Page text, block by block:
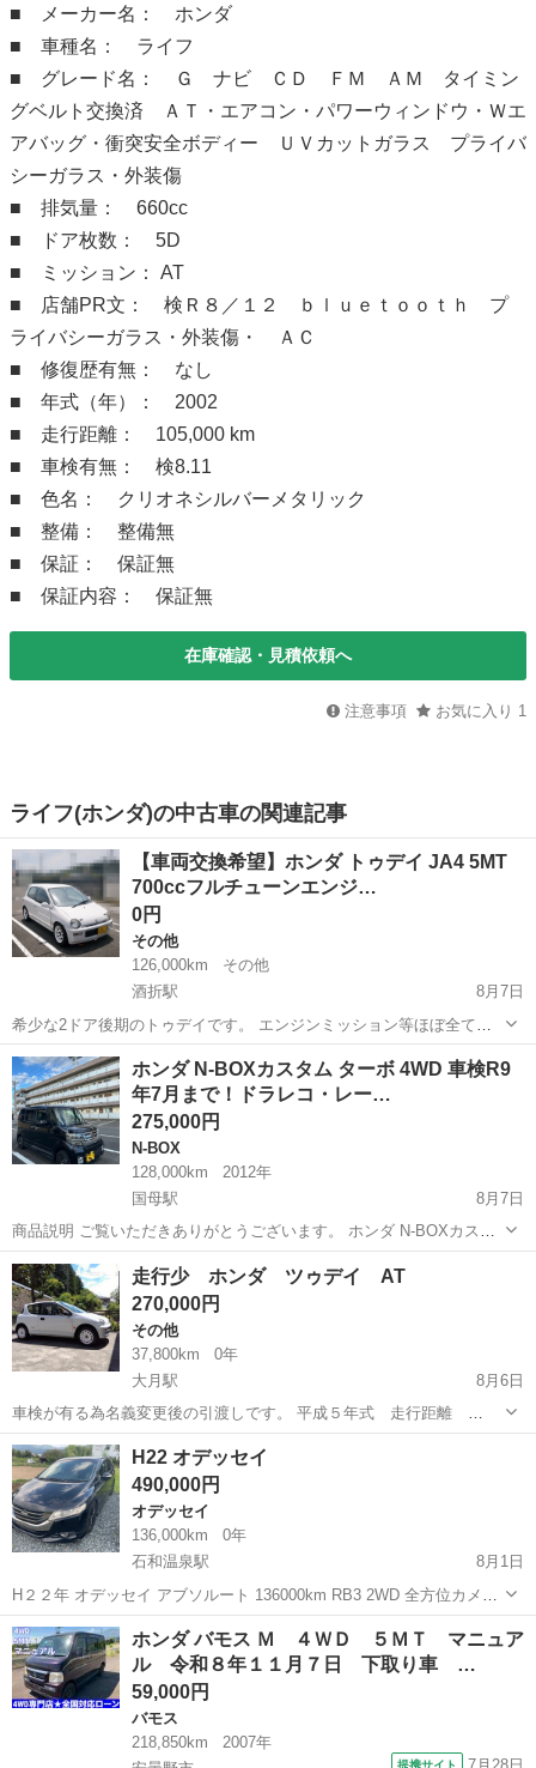
■ メーカー名： ホンダ
■ 車種名： ライフ
■ グレード名： Ｇ ナビ ＣＤ ＦＭ ＡＭ タイミン
グベルト交換済 ＡＴ・エアコン・パワーウィンドウ・Ｗエ
アバッグ・衝突安全ボディー ＵＶカットガラス プライバ
シーガラス・外装傷
■ 排気量： 660cc
■ ドア枚数： 5D
■ ミッション： AT
■ 店舗PR文： 検Ｒ８／１２ ｂｌｕｅｔｏｏｔｈ プ
ライバシーガラス・外装傷・ ＡＣ
■ 修復歴有無： なし
■ 年式（年）： 2002
■ 走行距離： 105,000 km
■ 車検有無： 検8.11
■ 色名： クリオネシルバーメタリック
■ 整備： 整備無
■ 保証： 保証無
■ 保証内容： 保証無
在庫確認・見積依頼へ
注意事項 お気に入り 1
ライフ(ホンダ)の中古車の関連記事
【車両交換希望】ホンダ トゥデイ JA4 5MT
700ccフルチューンエンジ…
0円
その他
126,000km
その他
酒折駅
8月7日
希少な2ドア後期のトゥデイです。 エンジンミッション等ほぼ全てに
手が入ってるフルチューニングされてる車両です。詳細下記に記載し
ます。 走行距離：126000キロ AT車ベース 車検2年付 4ナンバー・2名
乗車 ホワイトパー...
山梨 甲府市 酒折駅
ホンダ N-BOXカスタム ターボ 4WD 車検R9
年7月まで！ドラレコ・レー…
275,000円
N-BOX
128,000km
2012年
国母駅
8月7日
商品説明 ご覧いただきありがとうございます。 ホンダ N-BOXカスタ
ム ターボ 4WDの出品です。 【車両情報】 ・平成24年（2012年）3月
登録 ・走行距離：約127,600km ・車検：令和9年7月まで ・AT...
山梨 中巨摩郡 国母駅 N-BOX
走行少 ホンダ ツゥデイ AT
270,000円
その他
37,800km
0年
大月駅
8月6日
車検が有る為名義変更後の引渡しです。 平成５年式 走行距離
37,800㌔（実走行） 車検令和10年5月17日 当時のナンバー付いてま
す。 前後バンパーキズ、塗装剥れ有りますがその他は艶も有り内装も
含めキレイな車両です。...
山梨 大月市 大月駅 その他
H22 オデッセイ
490,000円
オデッセイ
136,000km
0年
石和温泉駅
8月1日
H２２年 オデッセイ アブソルート 136000km RB3 2WD 全方位カメラ
バックカメラ 純正ナビ クルーズコントロール ETC TV ローダウン 車
検２年取得後のお渡し
山梨 笛吹市 石和温泉駅
ホンダ バモス Ｍ ４ＷＤ ５ＭＴ マニュア
ル 令和８年１１月７日 下取り車 …
59,000円
バモス
218,850km
2007年
提携サイト